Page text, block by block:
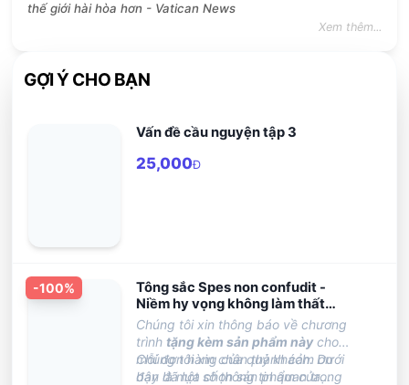
thế giới hài hòa hơn - Vatican News
Xem thêm...
GỢI Ý CHO BẠN
Vấn đề cầu nguyện tập 3
25,000Đ
-100%
Tông sắc Spes non confudit -
Niềm hy vọng không làm thất
vọng
Chúng tôi xin thông báo về chương
trình tặng kèm sản phẩm nàycho
mỗi đơn hàng của quý khách. Dưới
đây là một số thông tin quan trọng
Chúng tôi xin chân thành cảm ơn
bạn đã lựa chọn sản phẩm của